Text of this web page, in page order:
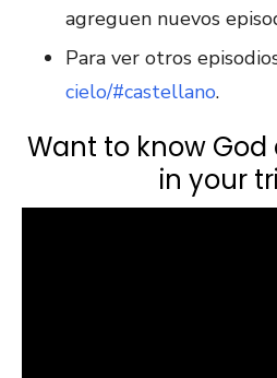
agreguen nuevos
Para ver otros
cielo/#castellano.
Want to know
in your